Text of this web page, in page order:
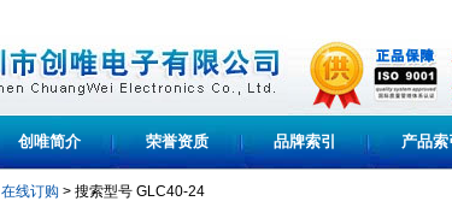
创唯简介 荣誉资质 品牌索引 产品索
在线订购 > 搜索型号 GLC40-24